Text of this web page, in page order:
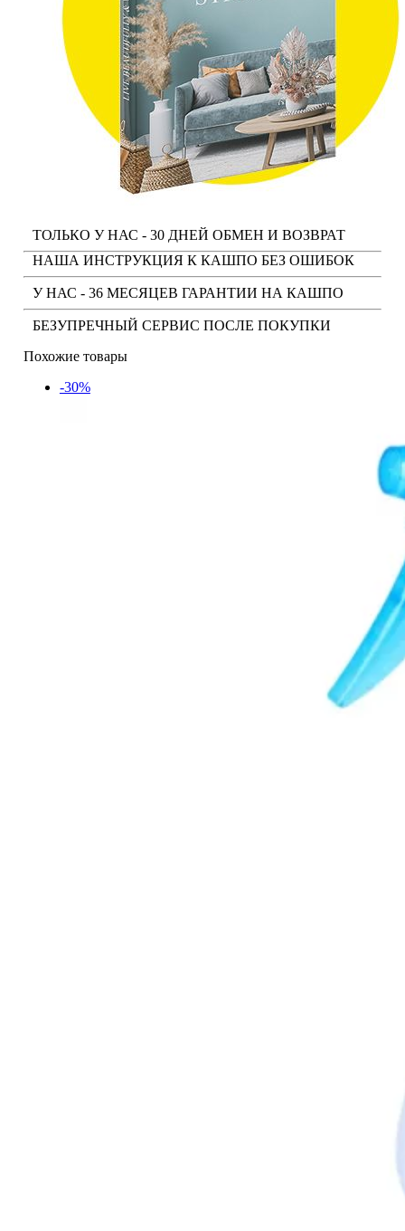
ТОЛЬКО У НАС - 30 ДНЕЙ ОБМЕН И ВОЗВРАТ
НАША ИНСТРУКЦИЯ К КАШПО БЕЗ ОШИБОК
У НАС - 36 МЕСЯЦЕВ ГАРАНТИИ НА КАШПО
БЕЗУПРЕЧНЫЙ СЕРВИС ПОСЛЕ ПОКУПКИ
Похожие товары
-30%